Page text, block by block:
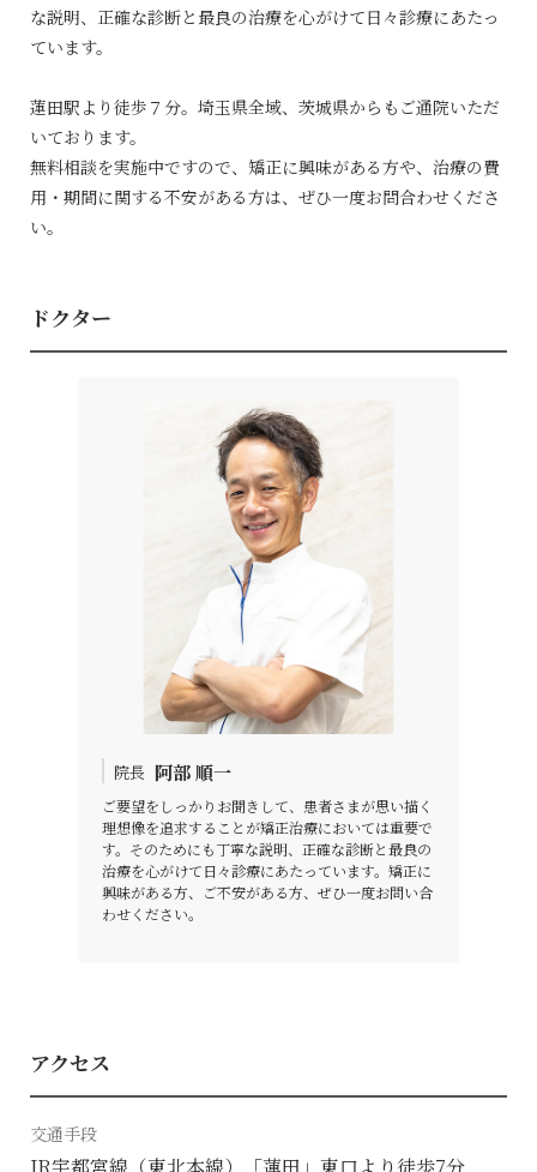
な説明、正確な診断と最良の治療を心がけて日々診療にあたっ
ています。
蓮田駅より徒歩７分。埼玉県全域、茨城県からもご通院いただ
いております。
無料相談を実施中ですので、矯正に興味がある方や、治療の費
用・期間に関する不安がある方は、ぜひ一度お問合わせくださ
い。
ドクター
院長 阿部 順一
ご要望をしっかりお聞きして、患者さまが思い描く
理想像を追求することが矯正治療においては重要で
す。そのためにも丁寧な説明、正確な診断と最良の
治療を心がけて日々診療にあたっています。矯正に
興味がある方、ご不安がある方、ぜひ一度お問い合
わせください。
アクセス
交通手段
JR宇都宮線（東北本線）「蓮田」東口より徒歩7分